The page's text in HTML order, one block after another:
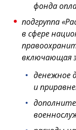
фонда
подгруппа
в сфере
включающая
денежное
и